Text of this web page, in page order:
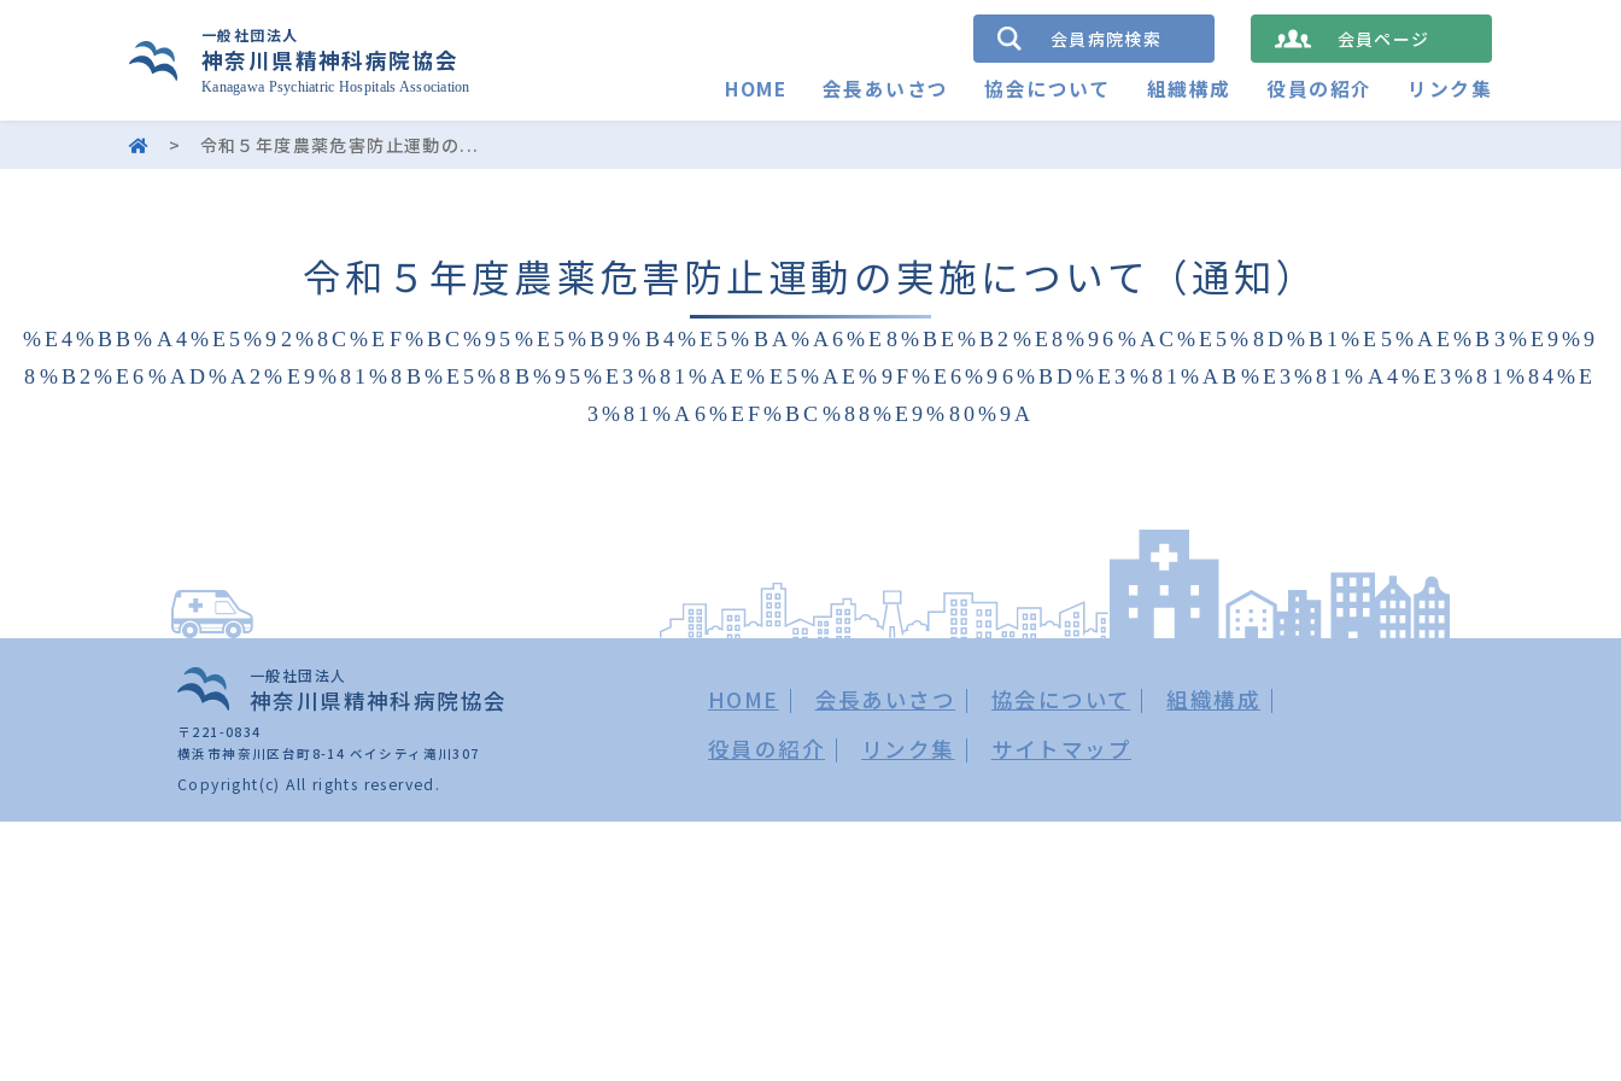
一般社団法人
神奈川県精神科病院協会
Kanagawa Psychiatric Hospitals Association
会員病院検索 会員ページ
HOME 会長あいさつ 協会について 組織構成 役員の紹介 リンク集
> 令和５年度農薬危害防止運動の...
令和５年度農薬危害防止運動の実施について（通知）
%E4%BB%A4%E5%92%8C%EF%BC%95%E5%B9%B4%E5%BA%A6%E8%BE%B2%E8%96%AC%E5%8D%B1%E5%AE%B3%E9%9
8%B2%E6%AD%A2%E9%81%8B%E5%8B%95%E3%81%AE%E5%AE%9F%E6%96%BD%E3%81%AB%E3%81%A4%E3%81%84%E
3%81%A6%EF%BC%88%E9%80%9A
一般社団法人
神奈川県精神科病院協会
〒221-0834
横浜市神奈川区台町8-14 ベイシティ滝川307
Copyright(c) All rights reserved.
HOME 会長あいさつ 協会について
組織構成
役員の紹介
リンク集 サイトマップ